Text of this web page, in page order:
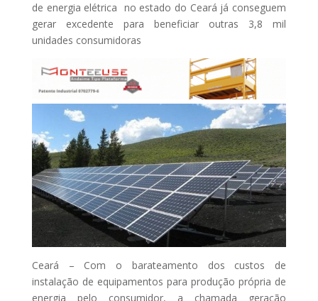
de energia elétrica no estado do Ceará já conseguem
gerar excedente para beneficiar outras 3,8 mil
unidades consumidoras
Ceará – Com o barateamento dos custos de
instalação de equipamentos para produção própria de
energia pelo consumidor, a chamada geração